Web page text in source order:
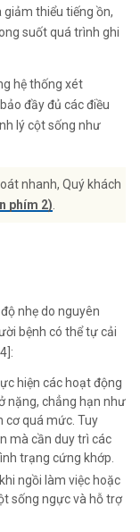
thiểu tiếng ồn,
suốt quá trình ghi
hệ thống xét
đầy đủ các điều
lý cột sống như
nhanh, Quý khách
phím 2).
nhẹ do nguyên
bệnh có thể tự cải
hiện các hoạt động
nặng, chẳng hạn như
cơ quá mức. Tuy
mà cần duy trì các
trạng cứng khớp.
ngồi làm việc hoặc
sống ngực và hỗ trợ